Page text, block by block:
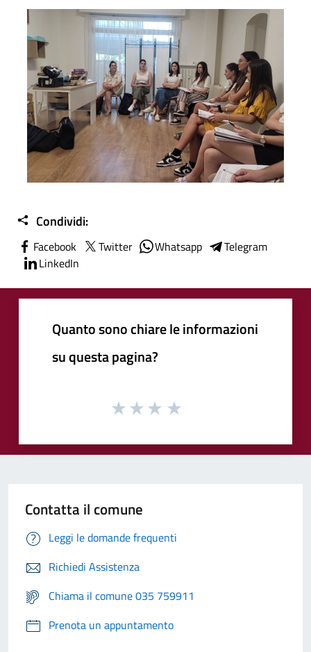
Condividi:
Facebook Twitter Whatsapp
Telegram
LinkedIn
Quanto sono chiare le informazioni
su questa pagina?
Contatta il comune
Leggi le domande frequenti
Richiedi Assistenza
Chiama il comune 035 759911
Prenota un appuntamento